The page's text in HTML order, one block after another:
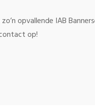
opvallende IAB
op!